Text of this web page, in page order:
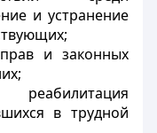
и устранение
и законных
в трудной